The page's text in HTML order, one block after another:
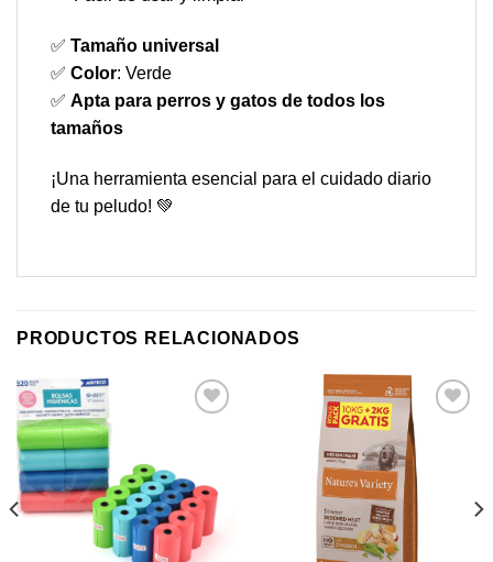
✅ Tamaño universal
✅ Color: Verde
✅ Apta para perros y gatos de todos los
tamaños
¡Una herramienta esencial para el cuidado diario
de tu peludo! 💚
PRODUCTOS RELACIONADOS
a mi
lista de
deseos